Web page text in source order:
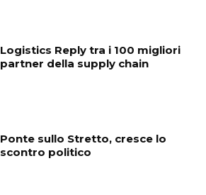
Logistics Reply tra i 100 migliori
partner della supply chain
Ponte sullo Stretto, cresce lo
scontro politico